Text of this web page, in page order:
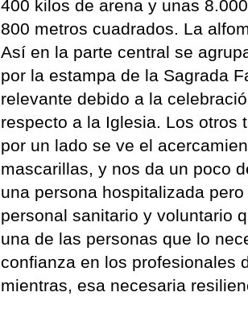
400 kilos de arena y unas
800 metros cuadrados. La
Así en la parte central se
por la estampa de la Sagrada
relevante debido a la
respecto a la Iglesia. Los otros
por un lado se ve el
mascarillas, y nos da un poco
una persona hospitalizada
personal sanitario y voluntario
una de las personas que lo
confianza en los profesionales
mientras, esa necesaria